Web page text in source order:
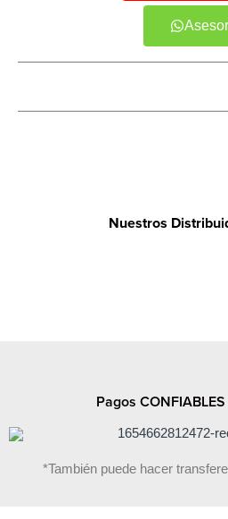
Asesor
Nuestros
Pagos
*También puede hacer